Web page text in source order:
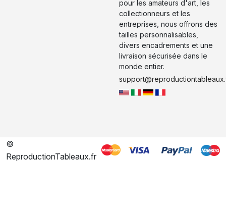
pour les amateurs d'art, les
collectionneurs et les
entreprises, nous offrons des
tailles personnalisables,
divers encadrements et une
livraison sécurisée dans le
monde entier.
©
ReproductionTableaux.fr